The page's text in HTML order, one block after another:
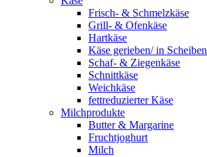
Frisch- & Schmelzkäse
Grill- & Ofenkäse
Hartkäse
Käse gerieben/ in Scheiben
Schaf- & Ziegenkäse
Schnittkäse
Weichkäse
fettreduzierter Käse
Milchprodukte
Butter & Margarine
Fruchtjoghurt
Milch